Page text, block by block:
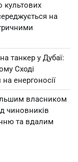
культових
на
танкер у Дубаї:
Сході
енергоносії
власником
чиновників
та вдалим